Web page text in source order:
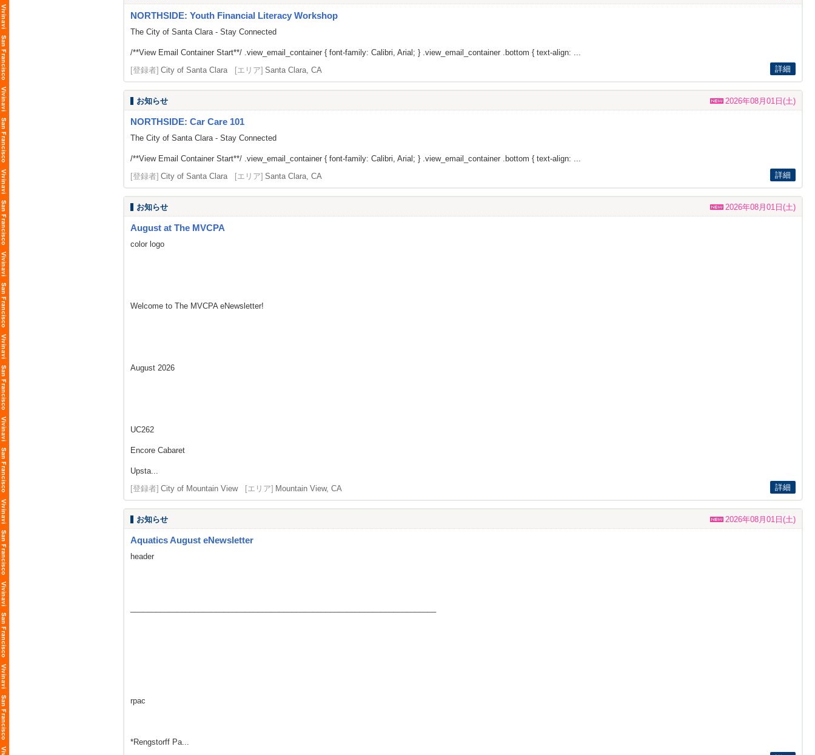
NORTHSIDE: Youth Financial Literacy Workshop
The City of Santa Clara - Stay Connected
/**View Email Container Start**/ .view_email_container { font-family: Calibri, Arial; } .view_email_container .bottom { text-align: ...
[登録者] City of Santa Clara [エリア] Santa Clara, CA 詳細
お知らせ 2026年08月01日(土)
NORTHSIDE: Car Care 101
The City of Santa Clara - Stay Connected
/**View Email Container Start**/ .view_email_container { font-family: Calibri, Arial; } .view_email_container .bottom { text-align: ...
[登録者] City of Santa Clara [エリア] Santa Clara, CA 詳細
お知らせ 2026年08月01日(土)
August at The MVCPA
color logo
Welcome to The MVCPA eNewsletter!
August 2026
UC262
Encore Cabaret
Upsta...
[登録者] City of Mountain View [エリア] Mountain View, CA 詳細
お知らせ 2026年08月01日(土)
Aquatics August eNewsletter
header
rpac
*Rengstorff Pa...